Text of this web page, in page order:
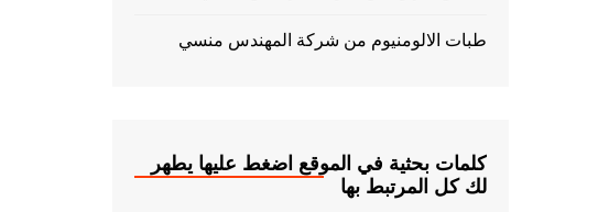
طبات الالومنيوم من شركة المهندس منسي
كلمات بحثية في الموقع اضغط عليها يطهر
لك كل المرتبط بها